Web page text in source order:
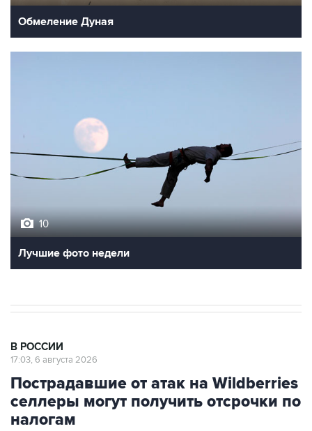
Обмеление Дуная
10
Лучшие фото недели
В РОССИИ
17:03, 6 августа 2026
Пострадавшие от атак на Wildberries
селлеры могут получить отсрочки по
налогам